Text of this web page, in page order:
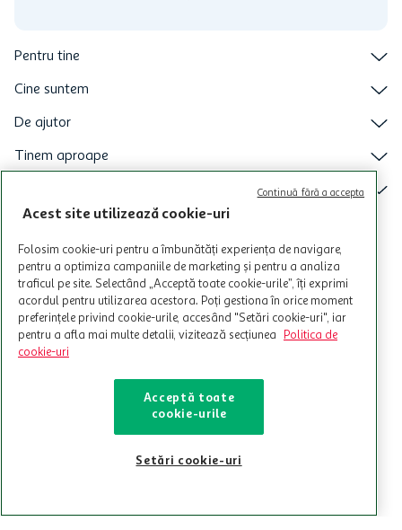
Specificatii
Programul MyCLUB Auchan se adreseaza persoanelor fizice care
Termenele și Condițiile Programului. Ofertele MyCLUB Auchan sunt
valabile in limita stocurilor disponibile. Beneficiile se acorda in
Cardul poate fi utilizat doar in legatura cu magazinele Auchan
participante și pentru acțiuni promotionale indicate de Auchan si
nu poate fi utilizat in legatura cu alti comercianți sau pentru alte
activitati in afara celor mentionate in Termene si Conditii. Auchan
nu raspunde pentru imposibilitatea utilizarii Cardului in perioada in
care aceste este suspendat sau in perioada in care sunt efectuate
intretineri sau reparatii tehnice la sistemul de utilizarea al Cardului.
Iti stam mereu la dispozitie.
021-9141 contact@auchan.ro
Contact
Acest site utilizează cookie-uri
Folosim cookie-uri pentru a îmbunătăți experiența de navigare,
pentru a optimiza campaniile de marketing și pentru a analiza
traficul pe site. Selectând „Acceptă toate cookie-urile”, îți exprimi
acordul pentru utilizarea acestora. Poți gestiona în orice moment
preferințele privind cookie-urile, accesând "Setări cookie-uri", iar
pentru a afla mai multe detalii, vizitează secțiunea
Politica de
cookie-uri
Acceptă toate
cookie-urile
Setări cookie-uri
Continuă fără a accepta